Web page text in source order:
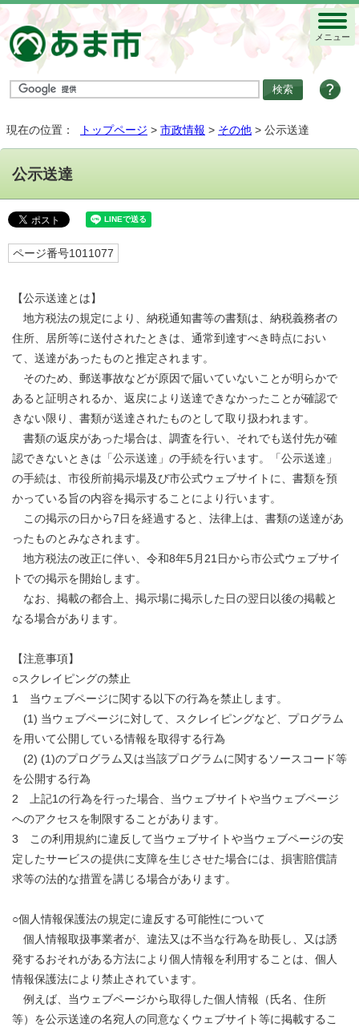
メニュー
現在の位置： トップページ > 市政情報 > その他 > 公示送達
公示送達
ページ番号1011077
【公示送達とは】
地方税法の規定により、納税通知書等の書類は、納税義務者の
住所、居所等に送付されたときは、通常到達すべき時点におい
て、送達があったものと推定されます。
そのため、郵送事故などが原因で届いていないことが明らかで
あると証明されるか、返戻により送達できなかったことが確認で
きない限り、書類が送達されたものとして取り扱われます。
書類の返戻があった場合は、調査を行い、それでも送付先が確
認できないときは「公示送達」の手続を行います。「公示送達」
の手続は、市役所前掲示場及び市公式ウェブサイトに、書類を預
かっている旨の内容を掲示することにより行います。
この掲示の日から7日を経過すると、法律上は、書類の送達があ
ったものとみなされます。
地方税法の改正に伴い、令和8年5月21日から市公式ウェブサイ
トでの掲示を開始します。
なお、掲載の都合上、掲示場に掲示した日の翌日以後の掲載と
なる場合があります。
【注意事項】
○スクレイピングの禁止
1 当ウェブページに関する以下の行為を禁止します。
(1) 当ウェブページに対して、スクレイピングなど、プログラム
を用いて公開している情報を取得する行為
(2) (1)のプログラム又は当該プログラムに関するソースコード等
を公開する行為
2 上記1の行為を行った場合、当ウェブサイトや当ウェブページ
へのアクセスを制限することがあります。
3 この利用規約に違反して当ウェブサイトや当ウェブページの安
定したサービスの提供に支障を生じさせた場合には、損害賠償請
求等の法的な措置を講じる場合があります。
○個人情報保護法の規定に違反する可能性について
個人情報取扱事業者が、違法又は不当な行為を助長し、又は誘
発するおそれがある方法により個人情報を利用することは、個人
情報保護法により禁止されています。
例えば、当ウェブページから取得した個人情報（氏名、住所
等）を公示送達の名宛人の同意なくウェブサイト等に掲載するこ